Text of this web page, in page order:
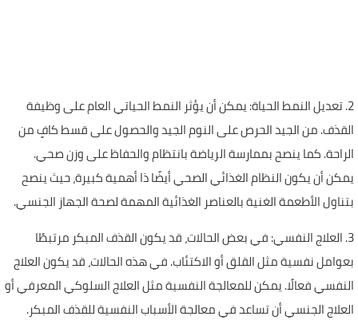
2. تعديل النمط الحياة: يمكن أن يؤثر النمط الحياتي العام على وظيفة
القذف. من الجيد الحرص على النوم الجيد والحصول على قسط كافٍ من
الراحة. كما ينصح بممارسة الرياضة بانتظام والحفاظ على وزن صحي.
يمكن أن يكون النظام الغذائي الصحي أيضًا ذا أهمية كبيرة، حيث ينصح
بتناول الأطعمة الغنية بالعناصر الغذائية المهمة لصحة الجهاز الجنسي.
3. العلاج النفسي: في بعض الحالات، قد يكون القذف المبكر مرتبطًا
بعوامل نفسية مثل القلق أو الاكتئاب. في هذه الحالات، قد يكون العلاج
النفسي فعالًا. يمكن للمعالجة النفسية مثل العلاج السلوكي المعرفي أو
العلاج الجنسي أن تساعد في معالجة الأسباب النفسية للقذف المبكر.